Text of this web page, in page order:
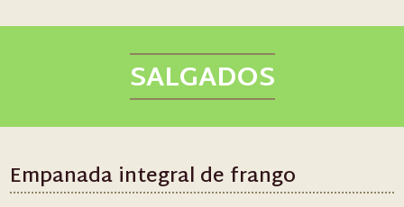
SALGADOS
Empanada integral de frango